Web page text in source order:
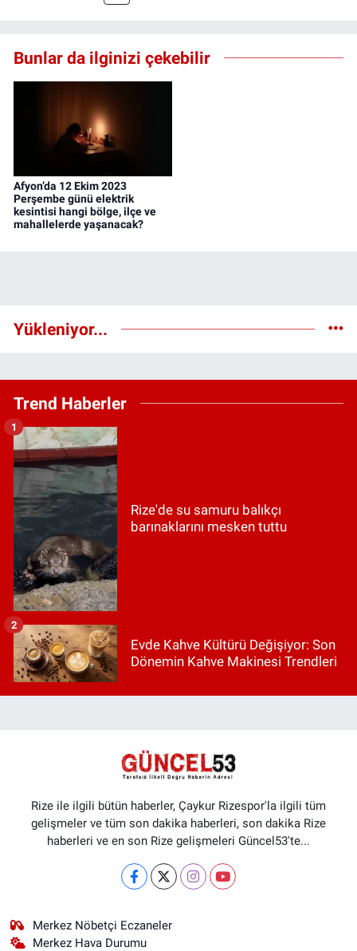
Bunlar da ilginizi çekebilir
Afyon’da 12 Ekim 2023
Perşembe günü elektrik
kesintisi hangi bölge, ilçe ve
mahallelerde yaşanacak?
Yükleniyor...
Trend Haberler
Rize'de su samuru balıkçı
barınaklarını mesken tuttu
1
Evde Kahve Kültürü Değişiyor: Son
Dönemin Kahve Makinesi Trendleri
2
Rize ile ilgili bütün haberler, Çaykur Rizespor'la ilgili tüm
gelişmeler ve tüm son dakika haberleri, son dakika Rize
haberleri ve en son Rize gelişmeleri Güncel53'te...
Merkez Nöbetçi Eczaneler
Merkez Hava Durumu